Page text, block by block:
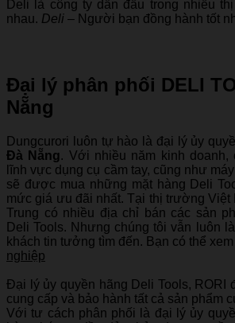
Deli là công ty dẫn đầu trong nhiều
nhau. Deli – Người bạn đồng hành tốt
Đại lý phân phối DELI
Nẵng
Dungcurori luôn tự hào là đại lý ủy
Đà Nẵng. Với nhiều năm kinh doanh,
lĩnh vực dụng cụ cầm tay, cũng như
sẽ được mua những mặt hàng Deli
mức giá ưu đãi nhất. Tại thị trường Việt
Trung có nhiều địa chỉ bán các sản
Deli Tools. Nhưng chúng tôi vẫn luôn
khách tin tưởng tìm đến. Bạn có thể xem
nghiệp
Đại lý ủy quyền hãng Deli Tools, RORI
cung cấp và bảo hành tất cả sản phẩm
Với tư cách phân phối là đại lý ủy